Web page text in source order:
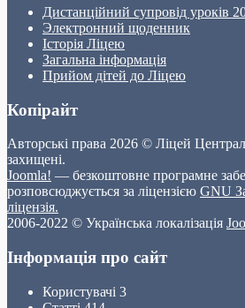
Дистанційний супровід уроків
Электронний щоденник
Історія Ліцею
Загальна інформація
Прийом дітей до Ліцею
Копірайт
Авторські права 2026 © Ліцей
захищені.
Joomla! — безкоштовне програмне
розповсюджується за ліцензією GNU
ліцензія.
2006-2022 © Українська локалізація
Інформація про сайт
Користувачі 3